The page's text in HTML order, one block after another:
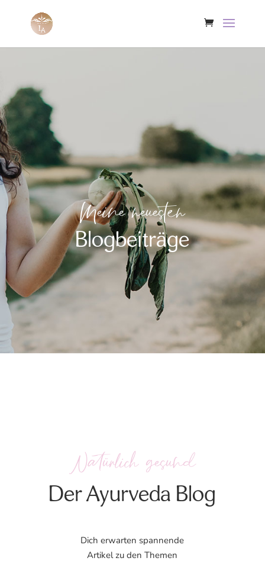
Meine neuesten
Blogbeiträge
Natürlich gesund
Der Ayurveda Blog
Dich erwarten spannende
Artikel zu den Themen